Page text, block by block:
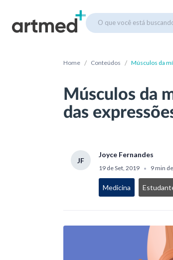
O que você está
Home / Conteúdos / Músculos da
Músculos da
das
JF
Joyce Fernandes
19 de Set, 2019 • 9 min
Medicina